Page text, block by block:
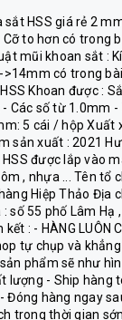
sắt HSS giá rẻ 2
Cỡ to hơn có trong
mũi khoan sắt :
->14mm có trong
Khoan được :
- Các số từ 1.0mm
5 cái / hộp Xuất
sản xuất : 2021
được lắp vào
, nhựa ... Tên tổ
Hiệp Thảo Địa
số 55 phố Lâm Hạ
kết : - HÀNG LUÔN
tự chụp và
phẩm sẽ như
lượng - Ship hàng
Đóng hàng ngay
trong thời gian